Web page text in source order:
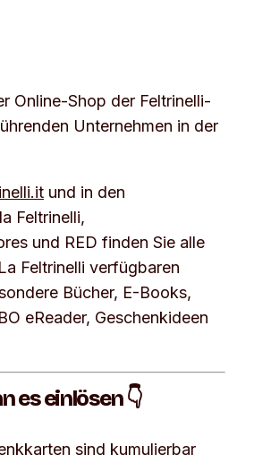
Online-Shop der Feltrinelli-
Unternehmen in der
und in den
Feltrinelli,
und RED finden Sie alle
Feltrinelli verfügbaren
Bücher, E-Books,
eReader, Geschenkideen
es einlösen 👇
sind kumulierbar